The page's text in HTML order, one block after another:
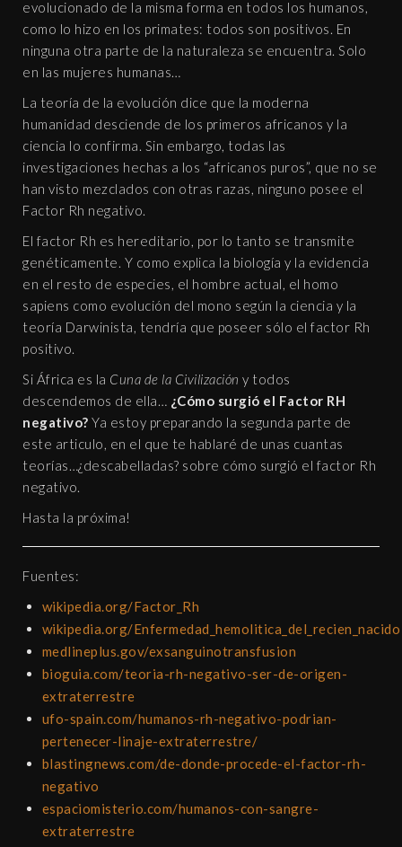
evolucionado de la misma forma en todos los humanos,
como lo hizo en los primates: todos son positivos. En
ninguna otra parte de la naturaleza se encuentra. Solo
en las mujeres humanas…
La teoría de la evolución dice que la moderna
humanidad desciende de los primeros africanos y la
ciencia lo confirma. Sin embargo, todas las
investigaciones hechas a los “africanos puros”, que no se
han visto mezclados con otras razas, ninguno posee el
Factor Rh negativo.
El factor Rh es hereditario, por lo tanto se transmite
genéticamente. Y como explica la biología y la evidencia
en el resto de especies, el hombre actual, el homo
sapiens como evolución del mono según la ciencia y la
teoría Darwinista, tendría que poseer sólo el factor Rh
positivo.
Si África es la Cuna de la Civilización y todos
descendemos de ella… ¿Cómo surgió el Factor RH
negativo? Ya estoy preparando la segunda parte de
este articulo, en el que te hablaré de unas cuantas
teorías…¿descabelladas? sobre cómo surgió el factor Rh
negativo.
Hasta la próxima!
Fuentes:
wikipedia.org/Factor_Rh
wikipedia.org/Enfermedad_hemolitica_del_recien_nacido
medlineplus.gov/exsanguinotransfusion
bioguia.com/teoria-rh-negativo-ser-de-origen-
extraterrestre
ufo-spain.com/humanos-rh-negativo-podrian-
pertenecer-linaje-extraterrestre/
blastingnews.com/de-donde-procede-el-factor-rh-
negativo
espaciomisterio.com/humanos-con-sangre-
extraterrestre